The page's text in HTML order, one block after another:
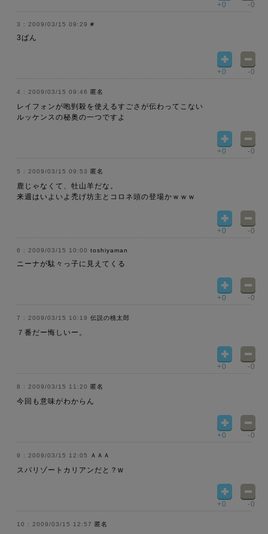
+0 -0
2009/03/15 09:29 #
3ばん
+0 -0
2009/03/15 09:46 匿名
レイフォンが咆剄殺を使えるすごさが伝わってこない
ルッケンスの秘奥の一つですよ
+0 -0
2009/03/15 09:53 匿名
鹿じゃなくて、牡山羊だな。
来週はいよいよ禿げ坊主とコロネ頭の登場かｗｗｗ
+0 -0
2009/03/15 10:00 toshiyaman
ニーナが駄々っ子に見えてくる
+0 -0
2009/03/15 10:19 伝説の桃太郎
７番だー悔しいー。
+0 -0
2009/03/15 11:20 匿名
今回も意味がわからん
+0 -0
2009/03/15 12:05 ＡＡＡ
スパリゾートカリアンだと？w
+0 -0
2009/03/15 12:57 匿名